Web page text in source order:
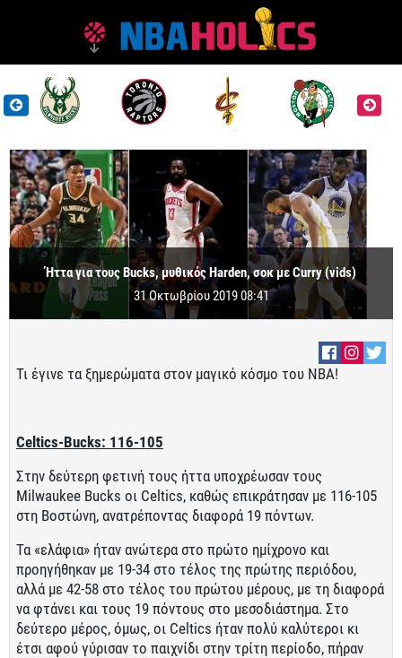
Ήττα για τους Bucks, μυθικός Harden, σοκ με Curry (vids)
31 Οκτωβρίου 2019 08:41
Τι έγινε τα ξημερώματα στον μαγικό κόσμο του ΝΒΑ!
Celtics-Bucks: 116-105
Στην δεύτερη φετινή τους ήττα υποχρέωσαν τους
Milwaukee Bucks οι Celtics, καθώς επικράτησαν με 116-105
στη Βοστώνη, ανατρέποντας διαφορά 19 πόντων.
Τα «ελάφια» ήταν ανώτερα στο πρώτο ημίχρονο και
προηγήθηκαν με 19-34 στο τέλος της πρώτης περιόδου,
αλλά με 42-58 στο τέλος του πρώτου μέρους, με τη διαφορά
να φτάνει και τους 19 πόντους στο μεσοδιάστημα. Στο
δεύτερο μέρος, όμως, οι Celtics ήταν πολύ καλύτεροι κι
έτσι αφού γύρισαν το παιχνίδι στην τρίτη περίοδο, πήραν